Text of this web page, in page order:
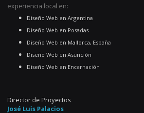
experiencia local en:
Diseño Web en Argentina
Diseño Web en Posadas
Diseño Web en Mallorca, España
Diseño Web en Asunción
Diseño Web en Encarnación
Director de Proyectos
José Luis Palacios